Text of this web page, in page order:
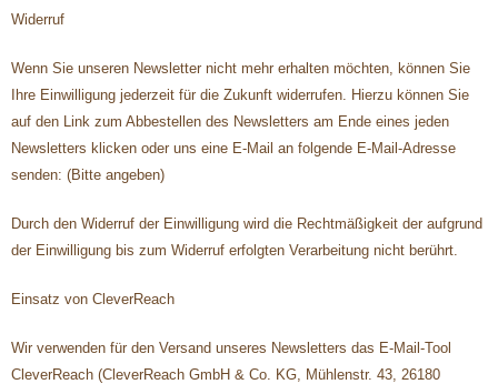
Widerruf
Wenn Sie unseren Newsletter nicht mehr erhalten möchten, können Sie
Ihre Einwilligung jederzeit für die Zukunft widerrufen. Hierzu können Sie
auf den Link zum Abbestellen des Newsletters am Ende eines jeden
Newsletters klicken oder uns eine E-Mail an folgende E-Mail-Adresse
senden: (Bitte angeben)
Durch den Widerruf der Einwilligung wird die Rechtmäßigkeit der aufgrund
der Einwilligung bis zum Widerruf erfolgten Verarbeitung nicht berührt.
Einsatz von CleverReach
Wir verwenden für den Versand unseres Newsletters das E-Mail-Tool
CleverReach (CleverReach GmbH & Co. KG, Mühlenstr. 43, 26180